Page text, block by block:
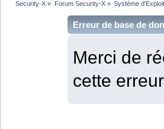
Security-X » Forum Security-X» Système
Erreur de base de
Merci de
cette